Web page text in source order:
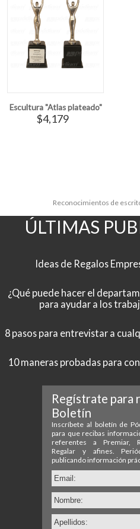
Escultura "Atlas plateado"
$4,179
Reconocimientos de
ÚLTIMAS
Ideas de Regalos
¿Qué puede hacer el
para ayudar a los
8 pasos para entrevistar a
10 maneras probadas para